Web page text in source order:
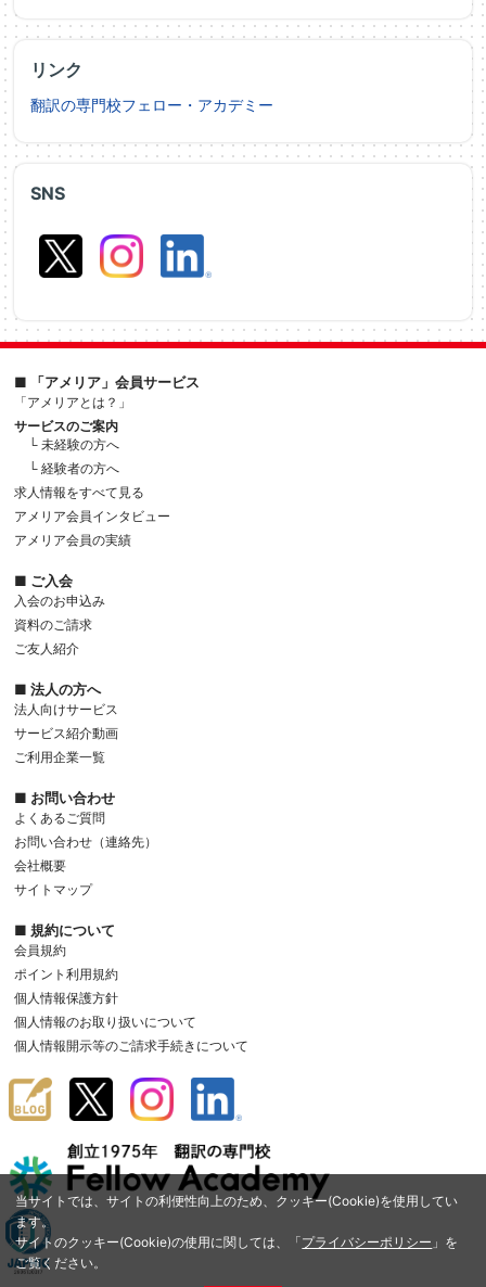
当サイトでは、サイトの利便性向上のため、クッキー(Cookie)を使用してい
ます。
サイトのクッキー(Cookie)の使用に関しては、「プライバシーポリシー 」を
ご覧ください。
SNS
リンク
翻訳の専門校フェロー・アカデミー
■ 「アメリア」会員サービス
「アメリアとは？」
サービスのご案内
└ 未経験の方へ
└ 経験者の方へ
求人情報をすべて見る
アメリア会員インタビュー
アメリア会員の実績
■ ご入会
入会のお申込み
資料のご請求
ご友人紹介
■ 法人の方へ
法人向けサービス
サービス紹介動画
ご利用企業一覧
■ お問い合わせ
よくあるご質問
お問い合わせ（連絡先）
会社概要
サイトマップ
■ 規約について
会員規約
ポイント利用規約
個人情報保護方針
個人情報のお取り扱いについて
個人情報開示等のご請求手続きについて